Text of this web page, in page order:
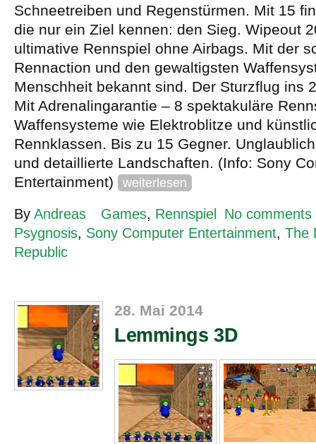
Schneetreiben und Regenstürmen. Mit 15
die nur ein Ziel kennen: den Sieg. Wipeout
ultimative Rennspiel ohne Airbags. Mit der
Rennaction und den gewaltigsten
Menschheit bekannt sind. Der Sturzflug ins
Mit Adrenalingarantie – 8 spektakuläre
Waffensysteme wie Elektroblitze und
Rennklassen. Bis zu 15 Gegner.
und detaillierte Landschaften. (Info: Sony
Entertainment)
weiterlesen
By Andreas Games, Rennspiel No comments
Psygnosis, Sony Computer Entertainment, The
Republic
28. Mai 2014
Lemmings 3D